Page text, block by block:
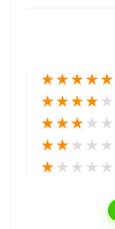
★★★★★
★★★★★
★★★★ ★
★★★ ★ ★
★★ ★ ★ ★